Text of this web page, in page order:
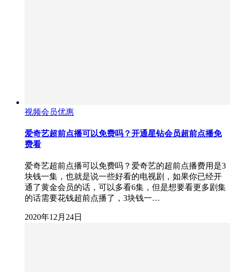
视频会员优惠
爱奇艺超前点播可以免费吗？开通星钻会员超前点播免
费看
爱奇艺超前点播可以免费吗？爱奇艺的超前点播费用是3
块钱一集，也就是说一些好看的电视剧，如果你已经开
通了黄金会员的话，可以多看6集，但是想要看更多剧集
的话需要花钱超前点播了，3块钱一…
2020年12月24日